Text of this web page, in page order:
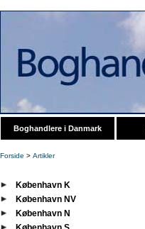
Boghandlere i Danmark
Forside > Artikler
København K
København NV
København N